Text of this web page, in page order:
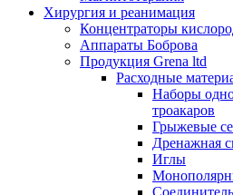
Хирургия и реанимация
Концентраторы
Аппараты Боброва
Продукция Grena ltd
Расходные
Наборы
троакаров
Грыжевые
Дренажная
Иглы